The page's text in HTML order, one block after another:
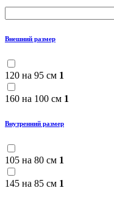
Внешний размер
120 на 95 см 1
160 на 100 см 1
Внутренний размер
105 на 80 см 1
145 на 85 см 1